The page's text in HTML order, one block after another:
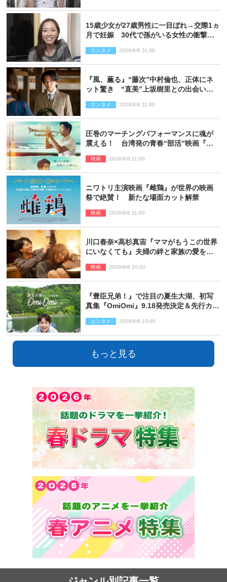
15歳少女が27歳男性に一目ぼれ→交際1ヵ
月で妊娠 30代で孫がいる女性の衝撃半
エンタメ 2026/8/6 11:30
『風、薫る』“藤次”中村倫也、正体にネ
ット驚き “直美”上坂樹里との出会いに
しなよ！」
エンタメ 2026/8/6 11:00
圧巻のマーチングパフォーマンスに魂が
震える！ 台湾発の青春“部活”映画『進
映画 2026/8/6 11:00
ニワトリ主演映画『雌鶏』が世界の映画
祭で絶賛！ 新たな場面カット解禁
映画 2026/8/6 11:00
川口春奈×高杉真宙『ママがもうこの世界
にいなくても』夫婦の絆と家族の愛を映
映画 2026/8/6 10:00
『豊臣兄弟！』で注目の夏生大湖、初写
真集『OmiOmi』9.18発売決定＆先行カッ
エンタメ 2026/8/6 10:00
もっと見る